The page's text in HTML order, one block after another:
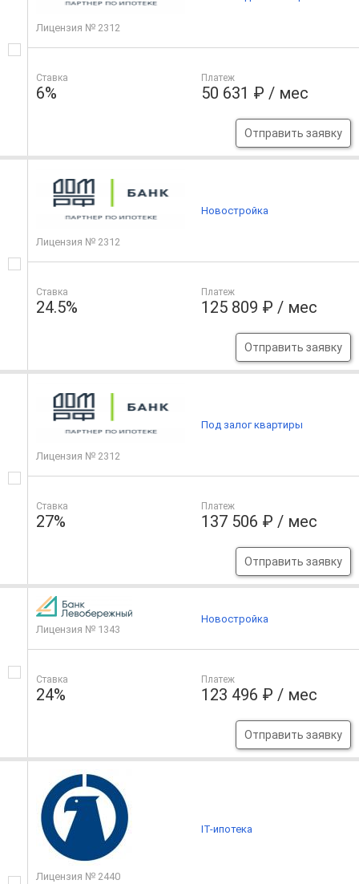
Лицензия № 2312
Ставка
6%
Платеж
50 631 ₽ / мес
Отправить заявку
Лицензия № 2312
Ставка
24.5%
Платеж
125 809 ₽ / мес
Отправить заявку
Новостройка
Лицензия № 2312
Ставка
27%
Платеж
137 506 ₽ / мес
Отправить заявку
Под залог квартиры
Лицензия № 1343
Ставка
24%
Платеж
123 496 ₽ / мес
Отправить заявку
Новостройка
Лицензия № 2440
IT-ипотека